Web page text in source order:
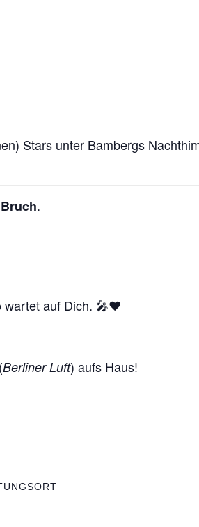
Stars unter Bambergs
.
auf Dich. 🎤❤️
Berliner Luft) aufs Haus!